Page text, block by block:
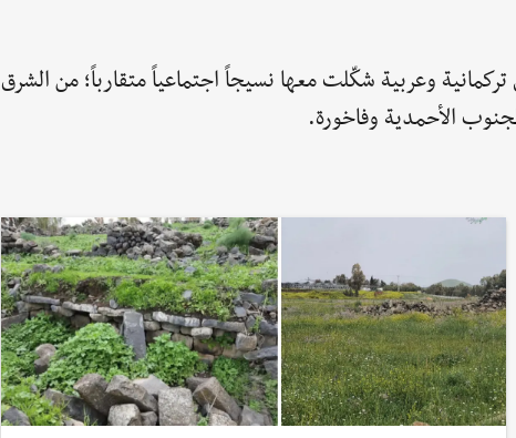
وعربية شكّلت معها نسيجاً اجتماعياً متقارباً؛ من الشرق
الأحمدية وفاخورة.